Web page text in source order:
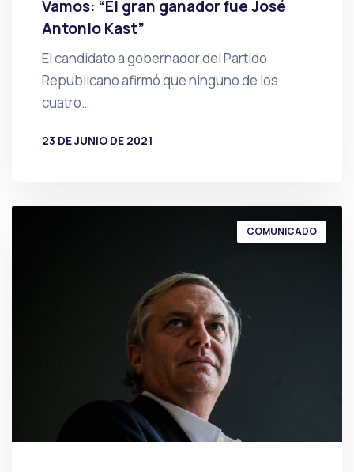
Vamos: “El gran ganador fue José
Antonio Kast”
El candidato a gobernador del Partido
Republicano afirmó que ninguno de los
cuatro…
23 DE JUNIO DE 2021
COMUNICADO